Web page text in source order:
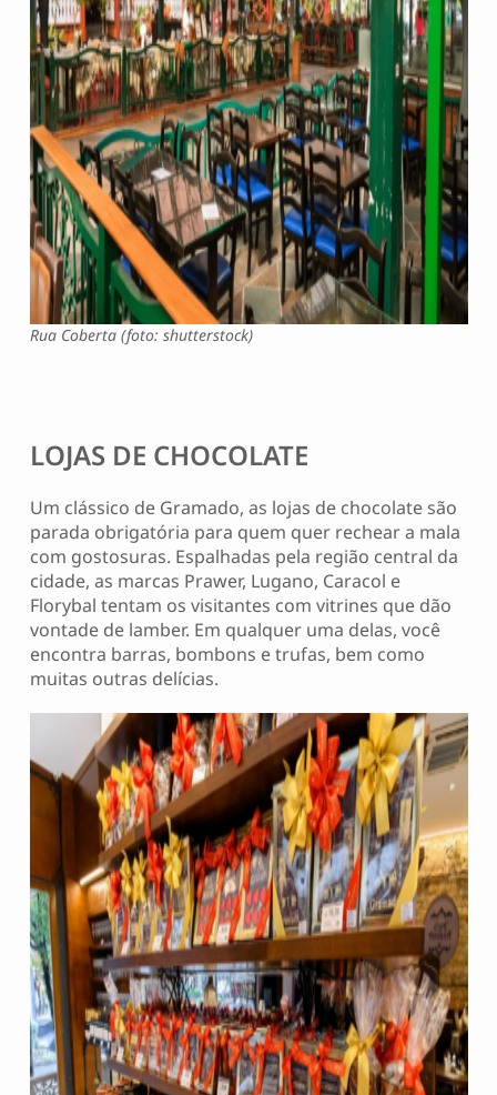
Rua Coberta (foto: shutterstock)
LOJAS DE CHOCOLATE
Um clássico de Gramado, as lojas de chocolate são
parada obrigatória para quem quer rechear a mala
com gostosuras. Espalhadas pela região central da
cidade, as marcas Prawer, Lugano, Caracol e
Florybal tentam os visitantes com vitrines que dão
vontade de lamber. Em qualquer uma delas, você
encontra barras, bombons e trufas, bem como
muitas outras delícias.